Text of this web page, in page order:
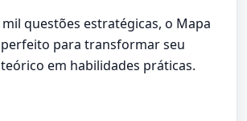
mil questões estratégicas, o Mapa
para transformar seu
em habilidades práticas.